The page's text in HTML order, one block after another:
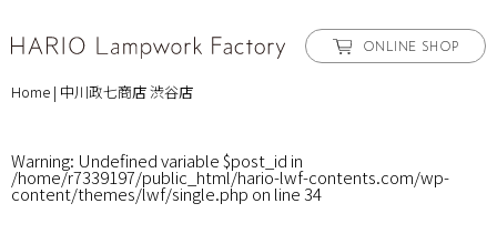
ONLINE SHOP
Home | 中川政七商店 渋谷店
Warning: Undefined variable $post_id in
/home/r7339197/public_html/hario-lwf-contents.com/wp-
content/themes/lwf/single.php on line34